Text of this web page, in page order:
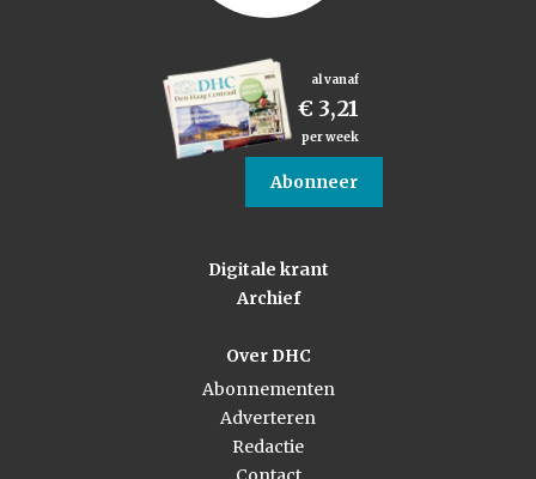
al vanaf
€ 3,21
per week
Abonneer
Digitale krant
Archief
Over DHC
Abonnementen
Adverteren
Redactie